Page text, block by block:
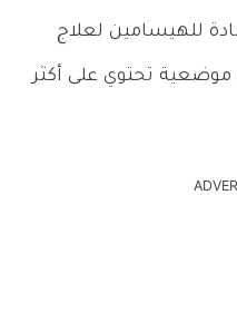
للهيسامين لعلاج
تحتوي على أكثر